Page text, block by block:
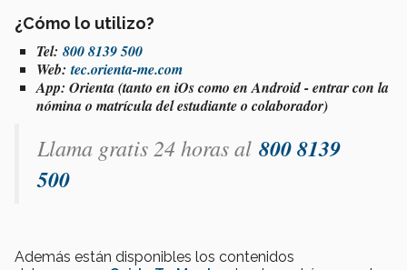
¿Cómo lo utilizo?
Tel: 800 8139 500
Web:tec.orienta-me.com
App: Orienta (tanto en iOs como en Android - entrar con la
nómina o matrícula del estudiante o colaborador)
Llama gratis 24 horas al 800 8139
500
Además están disponibles los contenidos